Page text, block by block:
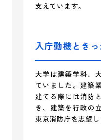
支えています。
入庁動機とき
大学は建築学科、
ていました。建築
建てる際には消防
き、建築を行政の
東京消防庁を志望し